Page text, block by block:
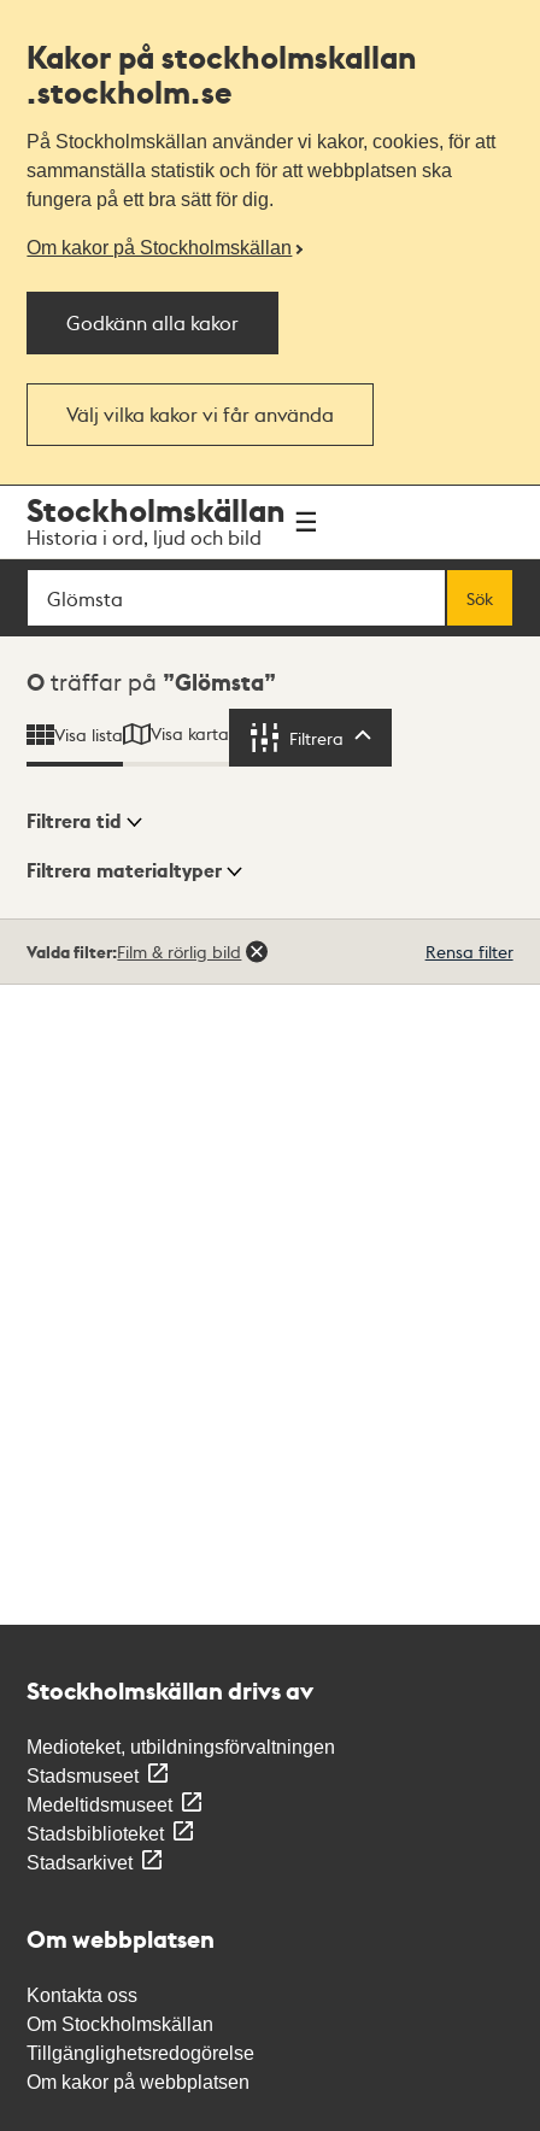
Kakor på stockholmskallan
.stockholm.se
På Stockholmskällan använder vi kakor, cookies, för att
sammanställa statistik och för att webbplatsen ska
fungera på ett bra sätt för dig.
Om kakor på Stockholmskällan
Godkänn alla kakor
Välj vilka kakor vi får använda
navigationen
huvudinnehållet
Stockholmskällan
Historia i ord, ljud och bild
Sök
Sök
Sökresultat
0 träffar på Glömsta
Visa lista Visa karta Filtrera
Visningsläge
Filtrera tid
Filtrera materialtyper
träffar
Valda filter:Film & rörlig bild Rensa filter
Stockholmskällan drivs av
Medioteket, utbildningsförvaltningen
Stadsmuseet
Medeltidsmuseet
Stadsbiblioteket
Stadsarkivet
Om webbplatsen
Kontakta oss
Om Stockholmskällan
Tillgänglighetsredogörelse
Om kakor på webbplatsen